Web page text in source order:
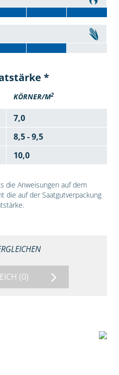
*
KÖRNER/M2
7,0
8,5 - 9,5
10,0
die Anweisungen auf dem
die auf der Saatgutverpackung
(0)